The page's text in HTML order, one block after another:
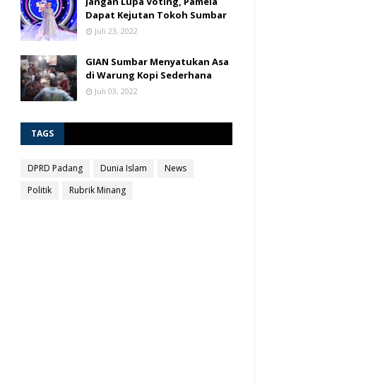
Dapat Kejutan Tokoh Sumbar
Juli 23, 2022
GIAN Sumbar Menyatukan Asa
di Warung Kopi Sederhana
Juli 03, 2022
TAGS
DPRD Padang Dunia Islam
News
Politik
Rubrik Minang